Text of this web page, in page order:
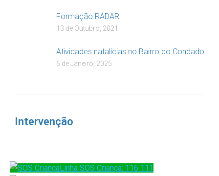
Formação RADAR
13 de Outubro, 2021
Atividades natalícias no Bairro do Condado
6 de Janeiro, 2025
Intervenção
Linha SOS Criança: 116 111